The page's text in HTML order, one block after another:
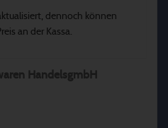
dennoch können
an der Kassa.
HandelsgmbH